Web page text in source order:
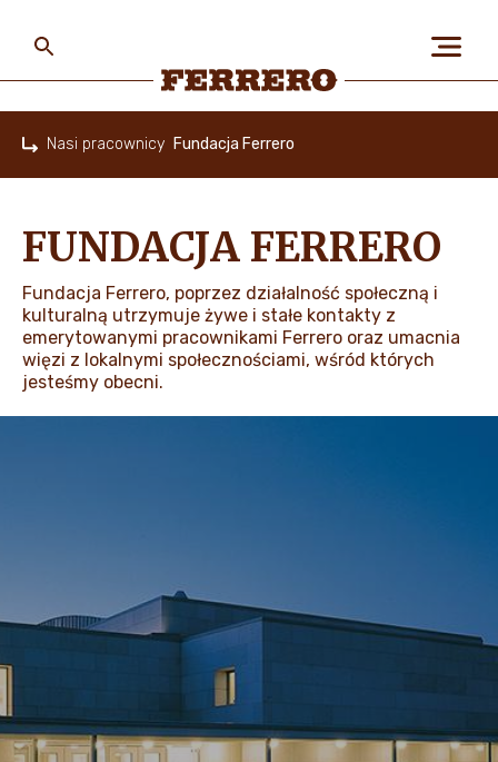
O NAS
LUDZIE I PLANETA
NASZE MARKI I PRODUKTY
main
content
Nasi pracownicy Fundacja Ferrero
FUNDACJA FERRERO
Fundacja Ferrero, poprzez działalność społeczną i
kulturalną utrzymuje żywe i stałe kontakty z
emerytowanymi pracownikami Ferrero oraz umacnia
więzi z lokalnymi społecznościami, wśród których
jesteśmy obecni.